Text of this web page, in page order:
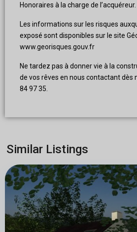
Honoraires à la charge de l’acquéreur.
Les informations sur les risques
exposé sont disponibles sur le site
www.georisques.gouv.fr
Ne tardez pas à donner vie à la
de vos rêves en nous contactant dès
84 97 35.
Similar Listings